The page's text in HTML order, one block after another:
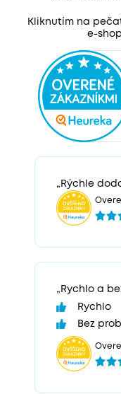
Kliknutím na
e-
„Rýchle
„Rychlo a
Rychlo
Bez